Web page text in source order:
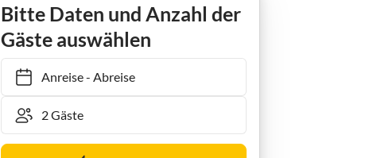
Bitte Daten und Anzahl der
Gäste auswählen
Anreise- Abreise